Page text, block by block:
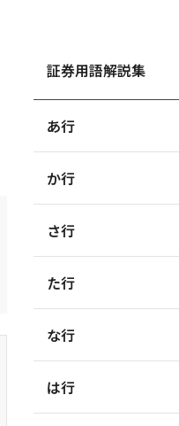
証券用語解説集
あ行
か行
さ行
た行
な行
は行